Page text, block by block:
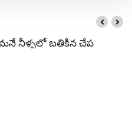
నీళ్ళలో బతికిన చేప